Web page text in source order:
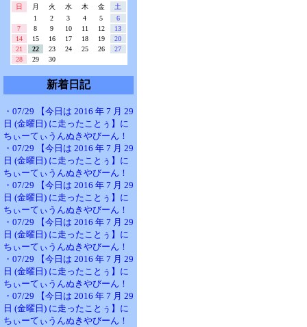
日
月 火 水 木 金
土
1
2 3 4 5
6
7
8 9 10 11 12
13
14
15 16 17 18 19
20
21
22 23 24 25 26
27
28
29 30
新着日記
・07/29 【今日は 2016 年 7 月 29
日 (金曜日) に走ったことぅ】に
ちぃーてぃうんぬきやびーん！
・07/29 【今日は 2016 年 7 月 29
日 (金曜日) に走ったことぅ】に
ちぃーてぃうんぬきやびーん！
・07/29 【今日は 2016 年 7 月 29
日 (金曜日) に走ったことぅ】に
ちぃーてぃうんぬきやびーん！
・07/29 【今日は 2016 年 7 月 29
日 (金曜日) に走ったことぅ】に
ちぃーてぃうんぬきやびーん！
・07/29 【今日は 2016 年 7 月 29
日 (金曜日) に走ったことぅ】に
ちぃーてぃうんぬきやびーん！
・07/29 【今日は 2016 年 7 月 29
日 (金曜日) に走ったことぅ】に
ちぃーてぃうんぬきやびーん！